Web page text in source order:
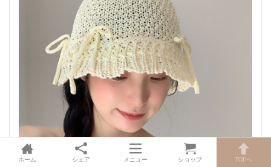
ホーム シェア メニュー ショップ TOPへ